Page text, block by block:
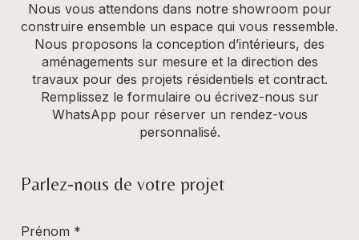
Nous vous attendons dans notre showroom pour
construire ensemble un espace qui vous ressemble.
Nous proposons la conception d’intérieurs, des
aménagements sur mesure et la direction des
travaux pour des projets résidentiels et contract.
Remplissez le formulaire ou écrivez-nous sur
WhatsApp pour réserver un rendez-vous
personnalisé.
Parlez-nous de votre projet
Prénom *